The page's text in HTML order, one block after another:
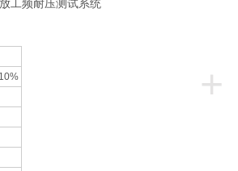
工频耐压测试系统
+